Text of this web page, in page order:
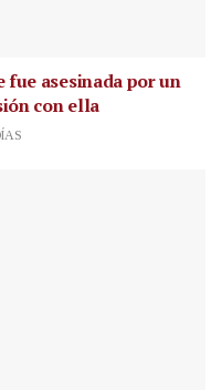
fue asesinada por un
con ella